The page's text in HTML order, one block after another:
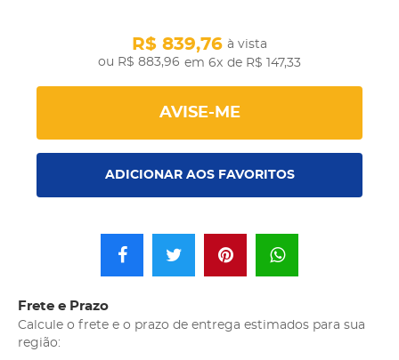
R$ 883,96
R$ 839,76 à vista
em 6x de R$ 147,33
AVISE-ME
ADICIONAR AOS FAVORITOS
Frete e Prazo
Calcule o frete e o prazo de entrega estimados para sua
região: